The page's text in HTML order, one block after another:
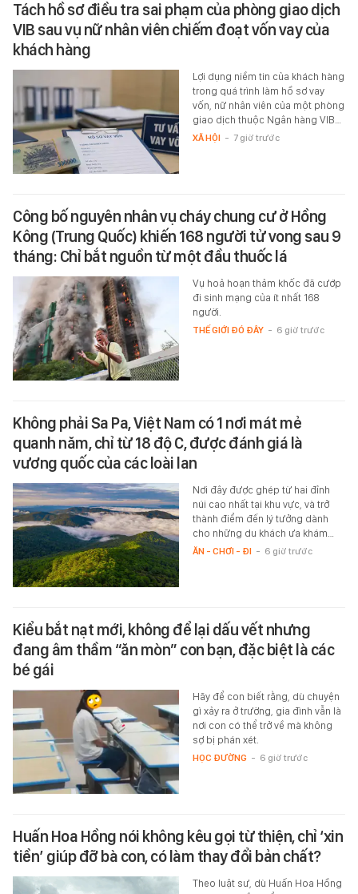
Tách hồ sơ điều tra sai phạm của phòng giao dịch
VIB sau vụ nữ nhân viên chiếm đoạt vốn vay của
khách hàng
Lợi dụng niềm tin của khách hàng
trong quá trình làm hồ sơ vay
vốn, nữ nhân viên của một phòng
giao dịch thuộc Ngân hàng VIB…
XÃ HỘI - 7 giờ trước
Công bố nguyên nhân vụ cháy chung cư ở Hồng
Kông (Trung Quốc) khiến 168 người tử vong sau 9
tháng: Chỉ bắt nguồn từ một đầu thuốc lá
Vụ hoả hoạn thảm khốc đã cướp
đi sinh mạng của ít nhất 168
người.
THẾ GIỚI ĐÓ ĐÂY - 6 giờ trước
Không phải Sa Pa, Việt Nam có 1 nơi mát mẻ
quanh năm, chỉ từ 18 độ C, được đánh giá là
vương quốc của các loài lan
Nơi đây được ghép từ hai đỉnh
núi cao nhất tại khu vực, và trở
thành điểm đến lý tưởng dành
cho những du khách ưa khám…
ĂN - CHƠI - ĐI - 6 giờ trước
Kiểu bắt nạt mới, không để lại dấu vết nhưng
đang âm thầm “ăn mòn” con bạn, đặc biệt là các
bé gái
Hãy để con biết rằng, dù chuyện
gì xảy ra ở trường, gia đình vẫn là
nơi con có thể trở về mà không
sợ bị phán xét.
HỌC ĐƯỜNG - 6 giờ trước
Huấn Hoa Hồng nói không kêu gọi từ thiện, chỉ ‘xin
tiền’ giúp đỡ bà con, có làm thay đổi bản chất?
Theo luật sư, dù Huấn Hoa Hồng